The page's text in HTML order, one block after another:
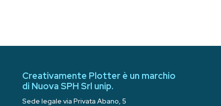
Creativamente Plotter è un marchio
di Nuova SPH Srl unip.
Sede legale via Privata Abano, 5